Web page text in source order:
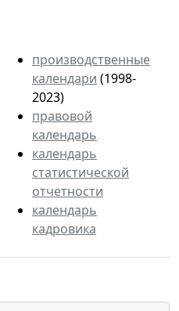
производственные
календари (1998-
2023)
правовой
календарь
календарь
статистической
отчетности
календарь
кадровика